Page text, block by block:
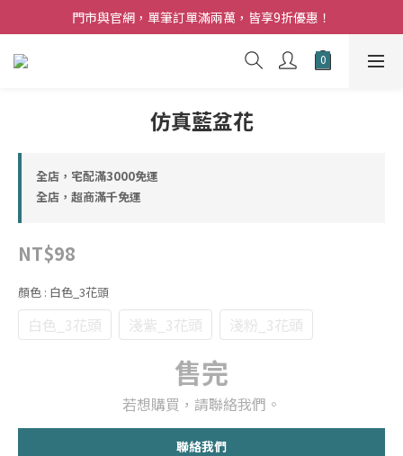
夏日購花福利．消費不限金額【贈】乾燥玫瑰乙束
門市與官網，單筆訂單滿兩萬，皆享9折優惠！
夏日購花福利．消費不限金額【贈】乾燥玫瑰乙束
仿真藍盆花
全店，宅配滿3000免運
全店，超商滿千免運
NT$98
顏色 : 白色_3花頭
白色_3花頭 淺紫_3花頭 淺粉_3花頭
售完
若想購買，請聯絡我們。
聯絡我們